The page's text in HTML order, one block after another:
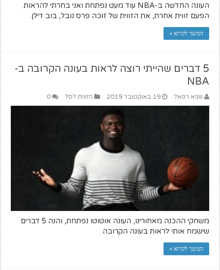
העונה החדשה ב-NBA עוד מעט נפתחת ואני בחרתי להראות
הפעם זווית אחרת, את הזווית של זוכה פרס נובל, בוב דילן.
המשך לקרוא »
5 דברים שהייתי רוצה לראות בעונה הקרובה ב-
NBA
שגיא רפאל 19 באוקטובר 2019 הזווית לסל 0
משחקי ההכנה מאחורינו, העונה אוטוטו נפתחת, והנה 5 דברים
שישמח אותי לראות בעונה הקרובה.
המשך לקרוא »